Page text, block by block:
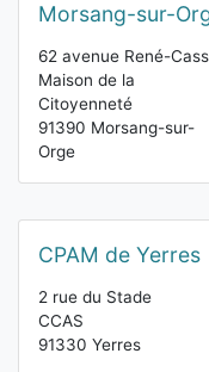
Morsang-sur-
62 avenue René-
Maison de la
Citoyenneté
91390 Morsang-sur-
Orge
CPAM de Yerres
2 rue du Stade
CCAS
91330 Yerres